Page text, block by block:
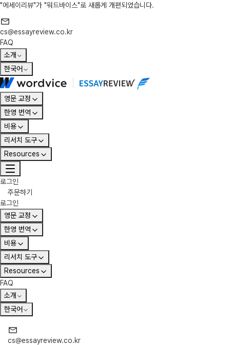
"에세이리뷰"가 "워드바이스"로 새롭게 개편되었습니다.
cs@essayreview.co.kr
FAQ
소개
한국어
영문 교정
한영 번역
비용
리서치 도구
Resources
로그인
주문하기
로그인
영문 교정
한영 번역
비용
리서치 도구
Resources
FAQ
소개
한국어
cs@essayreview.co.kr